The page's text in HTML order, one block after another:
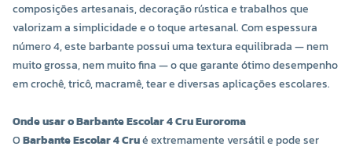
composições artesanais, decoração rústica e trabalhos que
valorizam a simplicidade e o toque artesanal. Com espessura
número 4, este barbante possui uma textura equilibrada — nem
muito grossa, nem muito fina — o que garante ótimo desempenho
em crochê, tricô, macramê, tear e diversas aplicações escolares.
Onde usar o Barbante Escolar 4 Cru Euroroma
OBarbante Escolar 4 Crué extremamente versátil e pode ser